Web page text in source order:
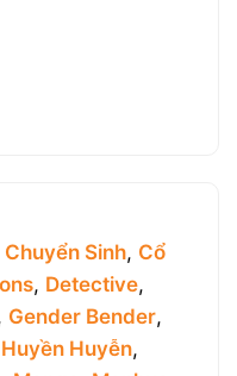
Chuyển Sinh, Cổ
, Detective,
Gender Bender,
Huyền Huyễn,